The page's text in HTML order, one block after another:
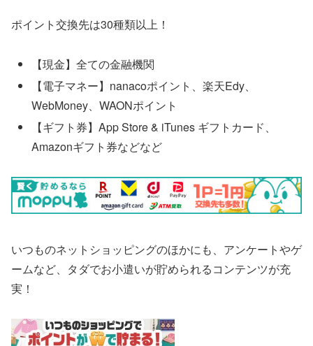
ポイント交換先は30種類以上！
【現金】全ての金融機関
【電子マネー】nanacoポイント、楽天Edy、
WebMoney、WAONポイント
【ギフト券】App Store & iTunes ギフトカード、
Amazonギフト券などなど
いつものネットショッピングのほかにも、アンケートやゲ
ームなど、タダでお小遣いが貯められるコンテンツが充
実！